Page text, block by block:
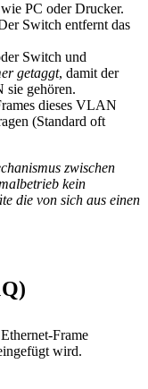
PC oder Drucker.
Switch entfernt das
Switch und
getaggt, damit der
gehören.
dieses VLAN
(Standard oft
zwischen
kein
die von sich aus einen
Frame
wird.